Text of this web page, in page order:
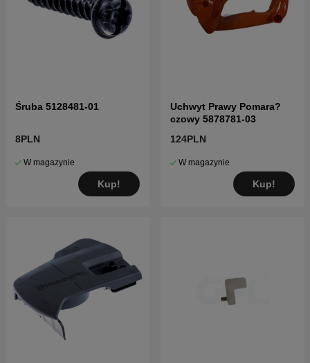
Śruba 5128481-01
8PLN
W magazynie
Kup!
Uchwyt Prawy Pomara?
czowy 5878781-03
124PLN
W magazynie
Kup!